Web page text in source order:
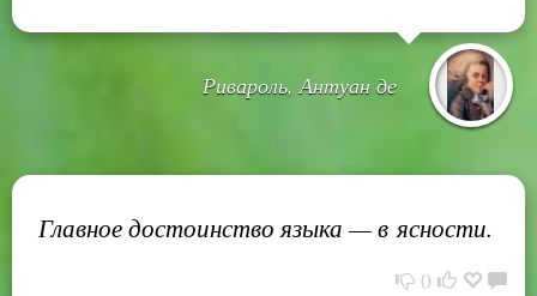
Ривароль, Антуан де
Главное достоинство языка — в ясности.
0